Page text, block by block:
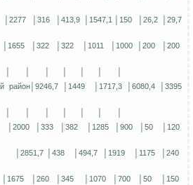
│2277 │316 │413,9 │1547,1 │150 │26,2
│29,7
│1655 │322 │322 │1011 │1000 │200
│200
район│9246,7 │1449
│1717,3 │6080,4 │3395
│2000 │333 │382 │1285 │900 │50
│120
│2851,7 │438 │494,7 │1919 │1175
│240
│1675 │260 │345 │1070 │700 │50
│150